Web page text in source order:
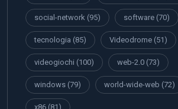
social-network (95) software (70)
tecnologia (85) Videodrome (51)
videogiochi (100) web-2.0 (73)
windows (79) world-wide-web (72)
x86 (81)